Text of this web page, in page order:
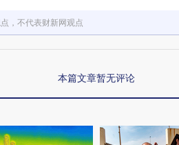
，不代表财新网观点
本篇文章暂无评论